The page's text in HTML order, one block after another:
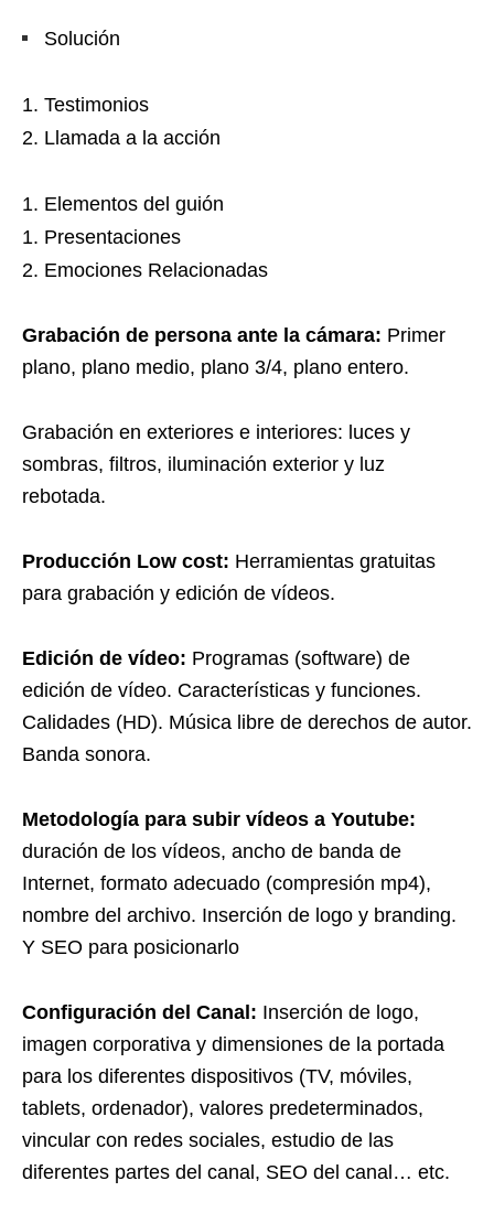
Solución
Testimonios
Llamada a la acción
Elementos del guión
Presentaciones
Emociones Relacionadas
Grabación de persona ante la cámara: Primer
plano, plano medio, plano 3/4, plano entero.
Grabación en exteriores e interiores: luces y
sombras, filtros, iluminación exterior y luz
rebotada.
Producción Low cost: Herramientas gratuitas
para grabación y edición de vídeos.
Edición de vídeo: Programas (software) de
edición de vídeo. Características y funciones.
Calidades (HD). Música libre de derechos de autor.
Banda sonora.
Metodología para subir vídeos a Youtube:
duración de los vídeos, ancho de banda de
Internet, formato adecuado (compresión mp4),
nombre del archivo. Inserción de logo y branding.
Y SEO para posicionarlo
Configuración del Canal: Inserción de logo,
imagen corporativa y dimensiones de la portada
para los diferentes dispositivos (TV, móviles,
tablets, ordenador), valores predeterminados,
vincular con redes sociales, estudio de las
diferentes partes del canal, SEO del canal… etc.